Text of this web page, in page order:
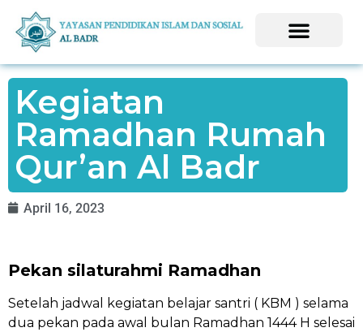
Kegiatan
Ramadhan Rumah
Qur’an Al Badr
April 16, 2023
Pekan silaturahmi Ramadhan
Setelah jadwal kegiatan belajar santri ( KBM ) selama
dua pekan pada awal bulan Ramadhan 1444 H selesai